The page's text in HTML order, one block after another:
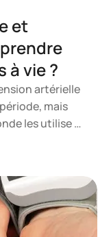
et
à vie ?
artérielle
mais
les utilise à
réévaluent
quand
pourquoi ils
et dans